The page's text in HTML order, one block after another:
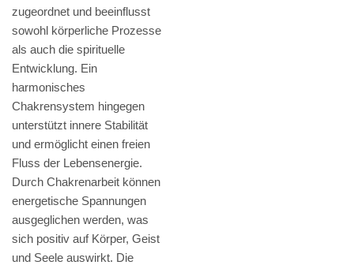
zugeordnet und beeinflusst
sowohl körperliche Prozesse
als auch die spirituelle
Entwicklung. Ein
harmonisches
Chakrensystem hingegen
unterstützt innere Stabilität
und ermöglicht einen freien
Fluss der Lebensenergie.
Durch Chakrenarbeit können
energetische Spannungen
ausgeglichen werden, was
sich positiv auf Körper, Geist
und Seele auswirkt. Die